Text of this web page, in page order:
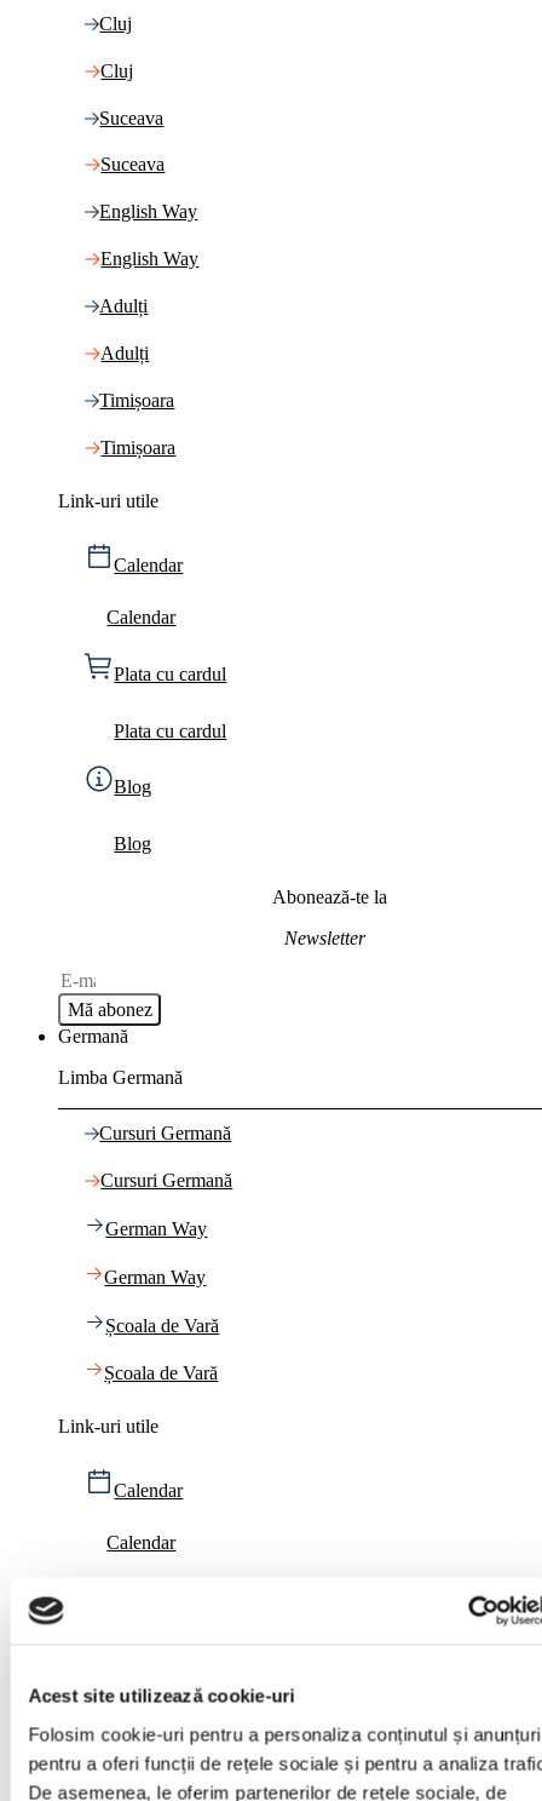
Acest site utilizează cookie-uri
Folosim cookie-uri pentru a personaliza conținutul și
pentru a oferi funcții de rețele sociale și pentru a analiza
De asemenea, le oferim partenerilor de rețele sociale, de
Cluj
Cluj
Suceava
Suceava
English Way
English Way
Adulți
Adulți
Timișoara
Timișoara
Link-uri utile
Calendar
Calendar
Plata cu cardul
Plata cu cardul
Blog
Blog
Abonează-te la
Newsletter
Mă abonez
Germană
Limba Germană
Cursuri Germană
Cursuri Germană
German Way
German Way
Școala de Vară
Școala de Vară
Link-uri utile
Calendar
Calendar
Blog